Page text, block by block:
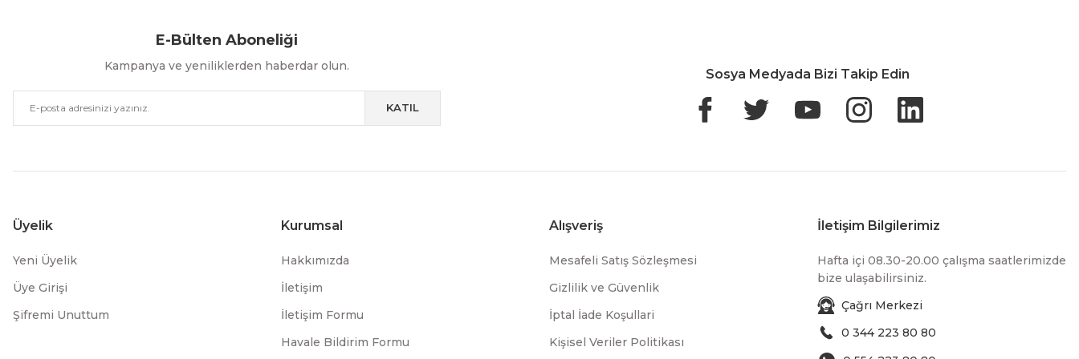
E-Bülten Aboneliği
Kampanya ve yeniliklerden haberdar olun.
KATIL
Sosya Medyada Bizi Takip Edin
Üyelik
Yeni Üyelik
Üye Girişi
Şifremi Unuttum
Kurumsal
Hakkımızda
İletişim
İletişim Formu
Havale Bildirim Formu
Alışveriş
Mesafeli Satış Sözleşmesi
Gizlilik ve Güvenlik
İptal İade Koşullari
Kişisel Veriler Politikası
İletişim Bilgilerimiz
Hafta içi 08.30-20.00 çalışma saatlerimizde
bize ulaşabilirsiniz.
Çağrı Merkezi
0 344 223 80 80